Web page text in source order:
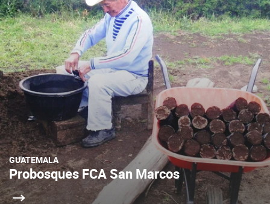
GUATEMALA
Probosques FCA San Marcos